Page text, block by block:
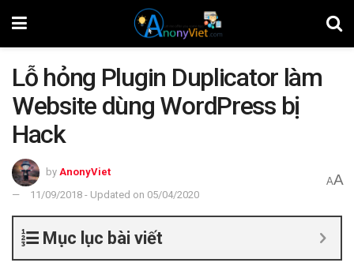
Lỗ hỏng Plugin Duplicator làm
Website dùng WordPress bị
Hack
by AnonyViet
11/09/2018 - Updated on 05/04/2020
AA
Mục lục bài viết